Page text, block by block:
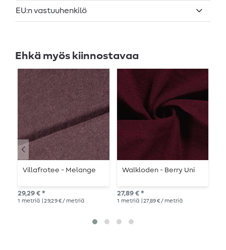
EU:n vastuuhenkilö
Ehkä myös kiinnostavaa
Villafrotee - Melange
29,29 € *
1 metriä | 29,29 € / metriä
Walkloden - Berry Uni
27,89 € *
1 metriä | 27,89 € / metriä